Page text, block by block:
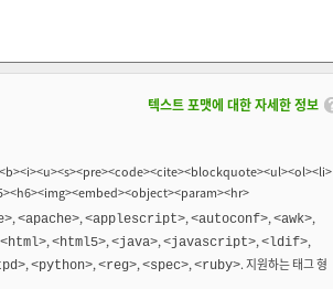
텍스트 포맷에 대한 자세한 정보
, <apache>, <applescript>, <autoconf>, <awk>,
<html>, <html5>, <java>, <javascript>, <ldif>,
, <python>, <reg>, <spec>, <ruby>. 지원하는 태그 형